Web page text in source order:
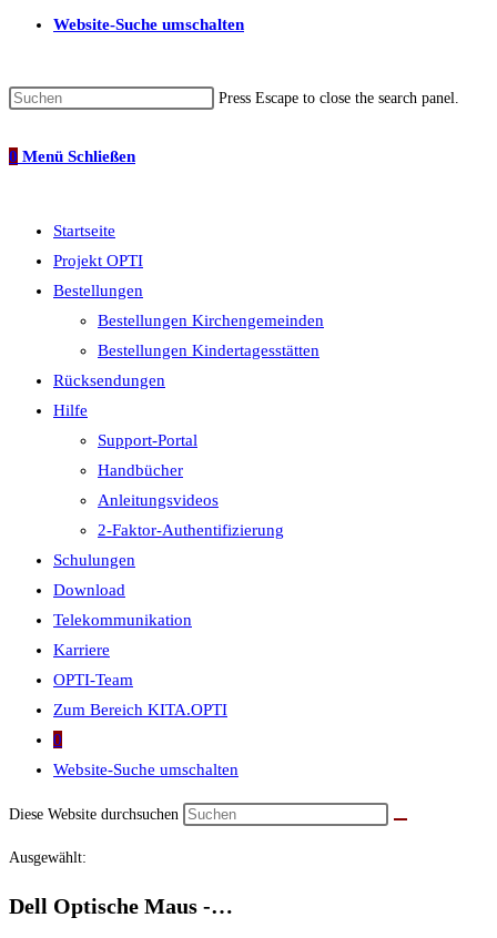
Website-Suche umschalten
Press Escape to close the search panel.
0 Menü Schließen
Startseite
Projekt OPTI
Bestellungen
Bestellungen Kirchengemeinden
Bestellungen Kindertagesstätten
Rücksendungen
Hilfe
Support-Portal
Handbücher
Anleitungsvideos
2-Faktor-Authentifizierung
Schulungen
Download
Telekommunikation
Karriere
OPTI-Team
Zum Bereich KITA.OPTI
0
Website-Suche umschalten
Diese Website durchsuchen
Ausgewählt:
Dell Optische Maus -…